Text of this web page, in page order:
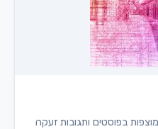
בפוסטים ותגובות זעקה